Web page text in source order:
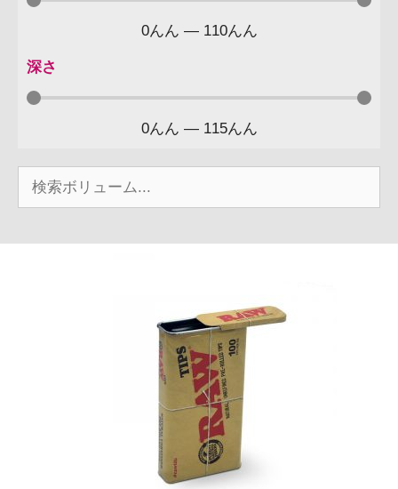
0んん — 110んん
深さ
0んん — 115んん